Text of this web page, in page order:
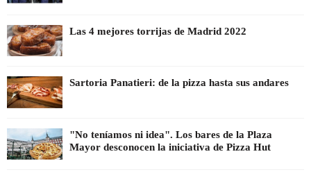
Las 4 mejores torrijas de Madrid 2022
Sartoria Panatieri: de la pizza hasta sus andares
"No teníamos ni idea". Los bares de la Plaza
Mayor desconocen la iniciativa de Pizza Hut